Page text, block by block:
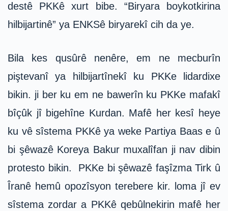
destê PKKê xurt bibe. “Biryara boykotkirina
hilbijartinê” ya ENKSê biryarekî cih da ye.
Bila kes qusûrê nenêre, em ne mecburîn
piştevanî ya hilbijartînekî ku PKKe lidardixe
bikin. ji ber ku em ne bawerîn ku PKKe mafakî
bîçûk jî bigehîne Kurdan. Mafê her kesî heye
ku vê sîstema PKKê ya weke Partiya Baas e û
bi şêwazê Koreya Bakur muxalîfan ji nav dibin
protesto bikin. PKKe bi şêwazê faşîzma Tirk û
Îranê hemû opozîsyon terebere kir. loma jî ev
sîstema zordar a PKKê qebûlnekirin mafê her